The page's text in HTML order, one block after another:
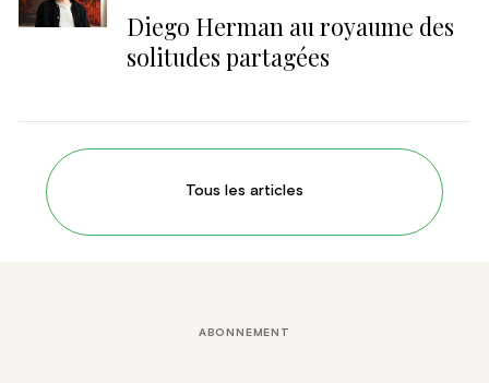
Diego Herman au royaume des
solitudes partagées
Tous les articles
ABONNEMENT